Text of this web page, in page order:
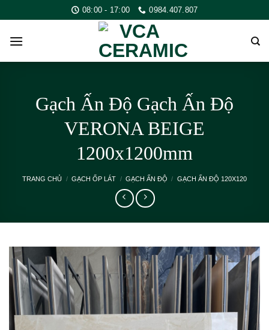
to
content
08:00 - 17:00 0984.407.807
Gạch Ấn Độ Gạch Ấn Độ
VERONA BEIGE
1200x1200mm
TRANG CHỦ / GẠCH ỐP LÁT / GẠCH ẤN ĐỘ / GẠCH ẤN ĐỘ 120X120